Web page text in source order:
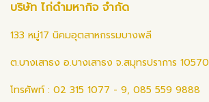
บริษัท ไก่ดำมหากิจ จำกัด
133 หมู่17 นิคมอุตสาหกรรมบางพลี
ต.บางเสาธง อ.บางเสาธง จ.สมุทรปราการ 10570
โทรศัพท์ : 02 315 1077 - 9, 085 559 9888